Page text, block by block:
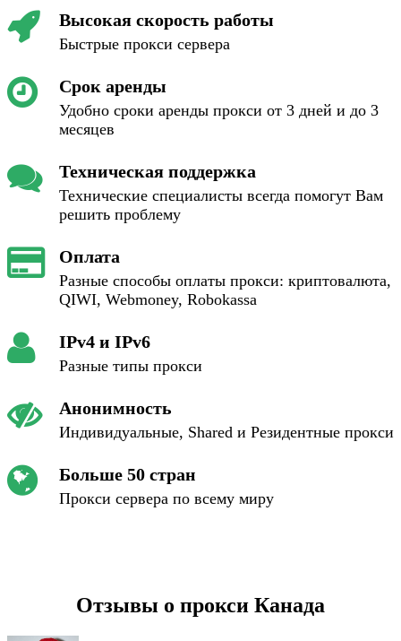
Высокая скорость работы
Быстрые прокси сервера
Срок аренды
Удобно сроки аренды прокси от 3 дней и до 3
месяцев
Техническая поддержка
Технические специалисты всегда помогут Вам
решить проблему
Оплата
Разные способы оплаты прокси: криптовалюта,
QIWI, Webmoney, Robokassa
IPv4 и IPv6
Разные типы прокси
Анонимность
Индивидуальные, Shared и Резидентные прокси
Больше 50 стран
Прокси сервера по всему миру
Отзывы о прокси Канада